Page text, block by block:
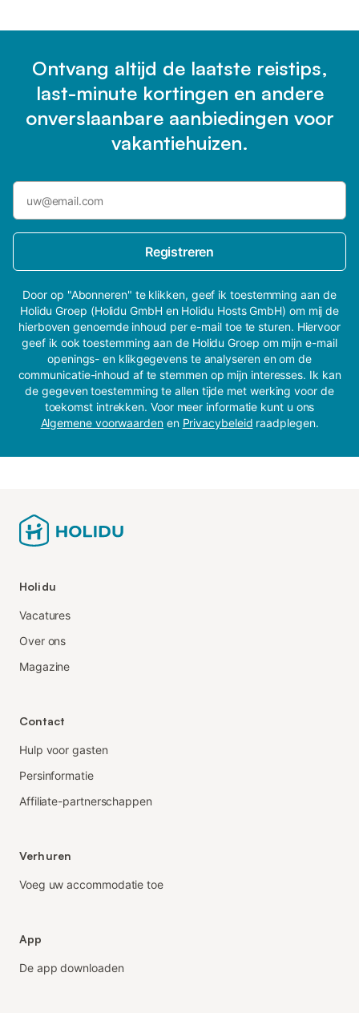
Ontvang altijd de laatste reistips,
last-minute kortingen en andere
onverslaanbare aanbiedingen voor
vakantiehuizen.
Registreren
Door op "Abonneren" te klikken, geef ik toestemming aan de
Holidu Groep (Holidu GmbH en Holidu Hosts GmbH) om mij de
hierboven genoemde inhoud per e-mail toe te sturen. Hiervoor
geef ik ook toestemming aan de Holidu Groep om mijn e-mail
openings- en klikgegevens te analyseren en om de
communicatie-inhoud af te stemmen op mijn interesses. Ik kan
de gegeven toestemming te allen tijde met werking voor de
toekomst intrekken. Voor meer informatie kunt u ons
Algemene voorwaardenen Privacybeleid raadplegen.
Holidu
Vacatures
Over ons
Magazine
Contact
Hulp voor gasten
Persinformatie
Affiliate-partnerschappen
Verhuren
Voeg uw accommodatie toe
App
De app downloaden